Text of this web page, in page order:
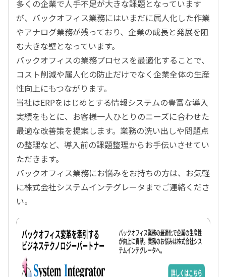
多くの企業で人手不足が大きな課題となっています
が、バックオフィス業務にはいまだに属人化した作業
やアナログ業務が残っており、企業の成長と発展を阻
む大きな壁となっています。
バックオフィスの業務プロセスを最適化することで、
コスト削減や属人化の防止だけでなく企業全体の生産
性向上にもつながります。
当社はERPをはじめとする情報システムの豊富な導入
実績をもとに、お客様一人ひとりのニーズに合わせた
最適な改善策を提案します。業務の洗い出しや問題点
の整理など、導入前の課題整理からお手伝いさせてい
ただきます。
バックオフィス業務にお悩みをお持ちの方は、お気軽
に株式会社システムインテグレータまでご連絡くださ
い。